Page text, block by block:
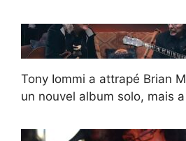
Tony Iommi a attrapé Brian
un nouvel album solo, mais